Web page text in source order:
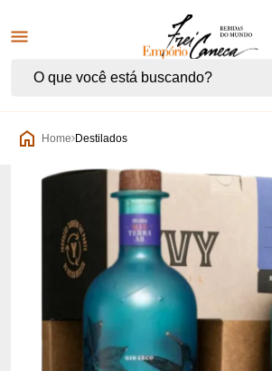
Empório Frei Caneca
Home Destilados